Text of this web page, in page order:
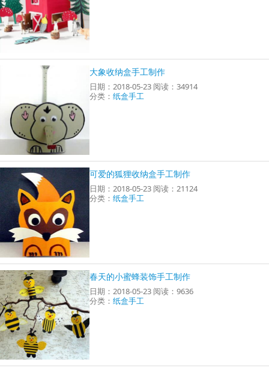
大象收纳盒手工制作
日期：2018-05-23 阅读：34914
分类：纸盒手工
可爱的狐狸收纳盒手工制作
日期：2018-05-23 阅读：21124
分类：纸盒手工
春天的小蜜蜂装饰手工制作
日期：2018-05-23 阅读：9636
分类：纸盒手工